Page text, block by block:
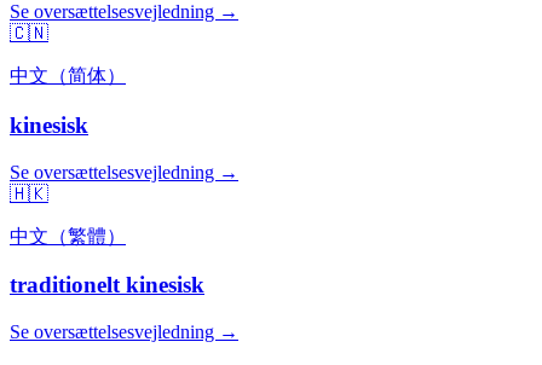
Se oversættelsesvejledning →
🇨🇳
中文（简体）
kinesisk
Se oversættelsesvejledning →
🇭🇰
中文（繁體）
traditionelt kinesisk
Se oversættelsesvejledning →